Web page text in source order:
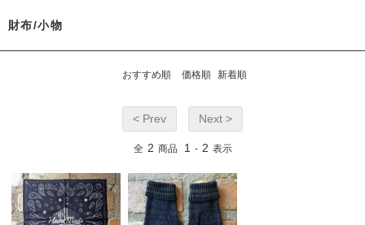
財布/小物
おすすめ順 価格順 新着順
< Prev Next >
全 2 商品 1 - 2 表示